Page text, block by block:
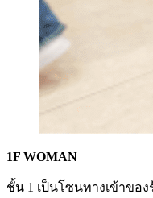
1F WOMAN
ชั้น 1 เป็นโซนทางเข้าขอ